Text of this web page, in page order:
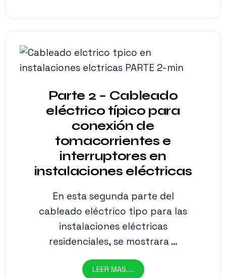
Parte 2 – Cableado
eléctrico típico para
conexión de
tomacorrientes e
interruptores en
instalaciones eléctricas
En esta segunda parte del
cableado eléctrico tipo para las
instalaciones eléctricas
residenciales, se mostrara …
LEER MAS....